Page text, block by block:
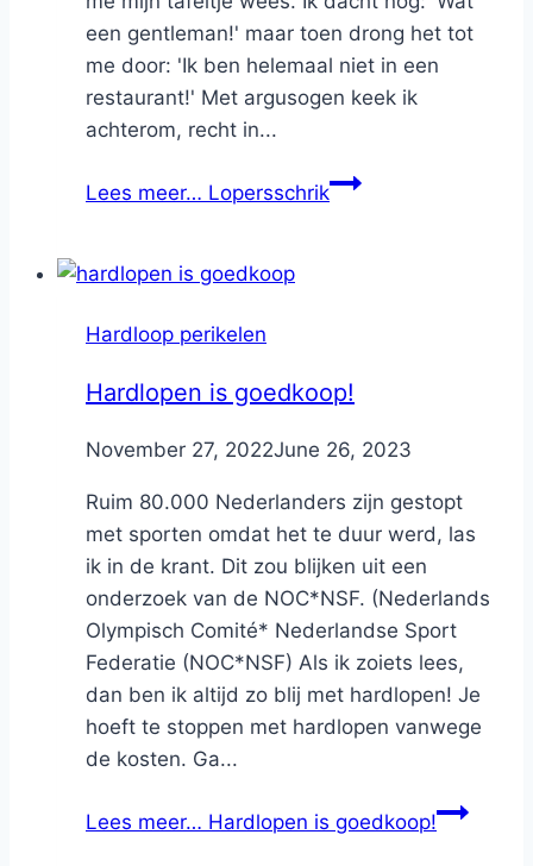
een gentleman!' maar toen drong het tot
me door: 'Ik ben helemaal niet in een
restaurant!' Met argusogen keek ik
achterom, recht in...
Lees meer… Lopersschrik
Hardloop perikelen
Hardlopen is goedkoop!
ByNicole
November 27, 2022June 26, 2023
Ruim 80.000 Nederlanders zijn gestopt
met sporten omdat het te duur werd, las
ik in de krant. Dit zou blijken uit een
onderzoek van de NOC*NSF. (Nederlands
Olympisch Comité* Nederlandse Sport
Federatie (NOC*NSF) Als ik zoiets lees,
dan ben ik altijd zo blij met hardlopen! Je
hoeft te stoppen met hardlopen vanwege
de kosten. Ga...
Lees meer… Hardlopen is goedkoop!